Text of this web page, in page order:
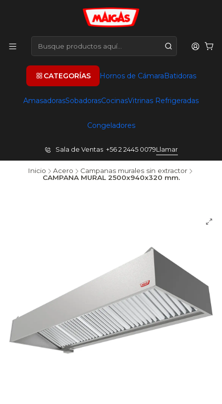
CATEGORÍAS Hornos de CámaraBatidoras
AmasadorasSobadorasCocinasVitrinas Refrigeradas
Congeladores
Sala de Ventas +56 2 2445 0079Llamar
Inicio Acero
Campanas murales sin extractor
CAMPANA MURAL 2500x940x320 mm.